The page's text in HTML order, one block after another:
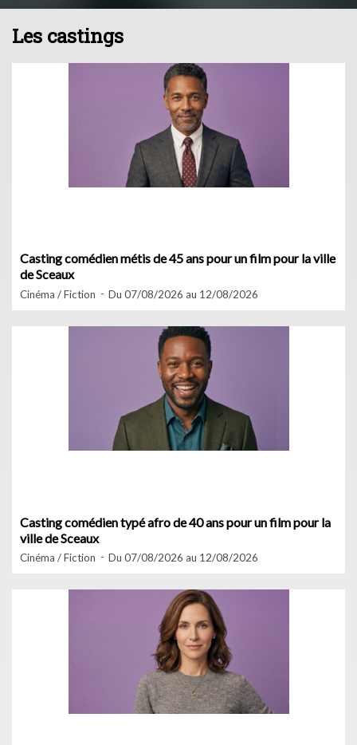
Les castings
Casting comédien métis de 45 ans pour un film pour la ville
de Sceaux
Cinéma / Fiction Du 07/08/2026 au 12/08/2026
Casting comédien typé afro de 40 ans pour un film pour la
ville de Sceaux
Cinéma / Fiction Du 07/08/2026 au 12/08/2026